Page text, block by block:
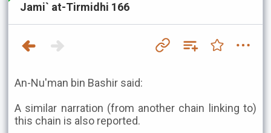
Jami` at-Tirmidhi 166
An-Nu'man bin Bashir said:
A similar narration (from another chain linking to)
this chain is also reported.